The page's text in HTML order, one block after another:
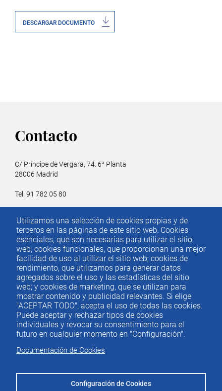
Utilizamos una selección de cookies propias y de
terceros en las páginas de este sitio web: Cookies
esenciales, que son necesarias para utilizar el sitio
web; cookies funcionales, que proporcionan una mejor
facilidad de uso al utilizar el sitio web; cookies de
rendimiento, que utilizamos para generar datos
agregados sobre el uso y las estadísticas del sitio
web; y cookies de marketing, que se utilizan para
mostrar contenido y publicidad relevantes. Si elige
"ACEPTAR TODO", acepta el uso de todas las cookies.
Puede aceptar y rechazar tipos de cookies
individuales y revocar su consentimiento para el
futuro en cualquier momento en "Configuración".
Documentación de Cookies
Configuración de Cookies
DESCARGAR DOCUMENTO
Contacto
C/ Príncipe de Vergara, 74. 6ª Planta
28006 Madrid
Tel. 91 782 05 80
Menú
del
pie
Contacto
Menu
footer
ACTUALIDAD
IEE
PUBLICACIONES
IDEAS Y PENSAMIENTO
PREMIOS IEE
CONTACTO